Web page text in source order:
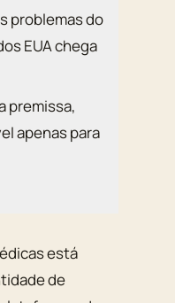
problemas do
EUA chega
premissa,
apenas para
está
de